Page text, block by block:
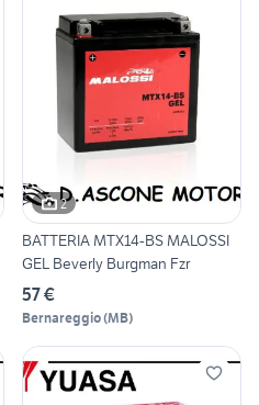
2
BATTERIA MTX14-BS MALOSSI
GEL Beverly Burgman Fzr
57 €
Bernareggio(MB)